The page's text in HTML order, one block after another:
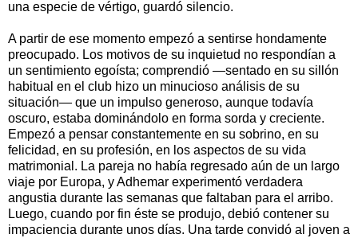
una especie de vértigo, guardó silencio.
A partir de ese momento empezó a sentirse hondamente
preocupado. Los motivos de su inquietud no respondían a
un sentimiento egoísta; comprendió —sentado en su sillón
habitual en el club hizo un minucioso análisis de su
situación— que un impulso generoso, aunque todavía
oscuro, estaba dominándolo en forma sorda y creciente.
Empezó a pensar constantemente en su sobrino, en su
felicidad, en su profesión, en los aspectos de su vida
matrimonial. La pareja no había regresado aún de un largo
viaje por Europa, y Adhemar experimentó verdadera
angustia durante las semanas que faltaban para el arribo.
Luego, cuando por fin éste se produjo, debió contener su
impaciencia durante unos días. Una tarde convidó al joven a